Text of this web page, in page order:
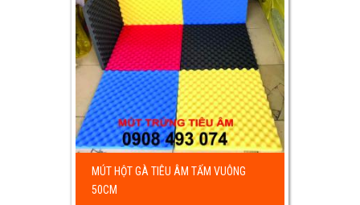
MÚT HỘT GÀ TIÊU ÂM TẤM VUÔNG
50CM